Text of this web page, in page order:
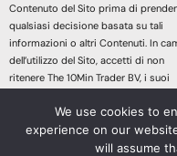
Contenuto del Sito prima di
qualsiasi decisione basata su tali
informazioni o altri Contenuti. In
dell’utilizzo del Sito, accetti di non
ritenere The 10Min Trader BV, i suoi
servizi responsabile di eventuali
richieste di risarcimento danni
da qualsiasi decisione presa sulla
We use cookies to
experience on our
will assume